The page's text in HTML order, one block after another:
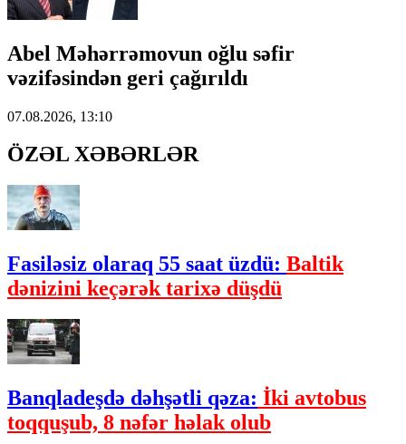
Abel Məhərrəmovun oğlu səfir
vəzifəsindən geri çağırıldı
07.08.2026, 13:10
ÖZƏL XƏBƏRLƏR
Fasiləsiz olaraq 55 saat üzdü: Baltik
dənizini keçərək tarixə düşdü
Banqladeşdə dəhşətli qəza: İki avtobus
toqquşub, 8 nəfər həlak olub